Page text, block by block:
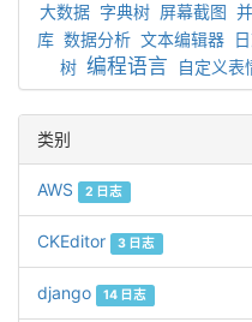
大数据 字典树 屏幕截图
库 数据分析 文本编辑器
树 编程语言 自定义表
类别
AWS 2 日志
CKEditor 3 日志
django 14 日志